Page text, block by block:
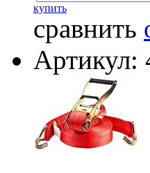
купить
сравнить
Артикул: